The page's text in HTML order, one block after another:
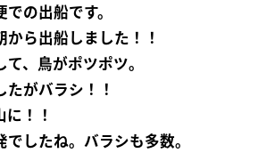
の出船です。
ら出船しました！！
、鳥がポツポツ。
たがバラシ！！
！！
したね。バラシも多数。